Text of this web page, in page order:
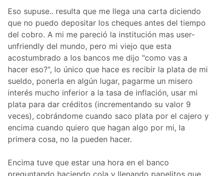
Eso supuse.. resulta que me llega una carta diciendo
que no puedo depositar los cheques antes del tiempo
del cobro. A mi me pareció la institución mas user-
unfriendly del mundo, pero mi viejo que esta
acostumbrado a los bancos me dijo "como vas a
hacer eso?", lo único que hace es recibir la plata de mi
sueldo, ponerla en algún lugar, pagarme un misero
interés mucho inferior a la tasa de inflación, usar mi
plata para dar créditos (incrementando su valor 9
veces), cobrándome cuando saco plata por el cajero y
encima cuando quiero que hagan algo por mi, la
primera cosa, no la pueden hacer.
Encima tuve que estar una hora en el banco
preguntando haciendo cola y llenando papelitos que